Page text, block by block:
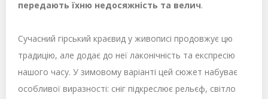
передають їхню недосяжність та велич.
Сучасний гірський краєвид у живописі продовжує цю
традицію, але додає до неї лаконічність та експресію
нашого часу. У зимовому варіанті цей сюжет набуває
особливої виразності: сніг підкреслює рельєф, світло